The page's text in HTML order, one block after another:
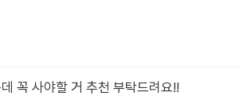
꼭 사야할 거 추천 부탁드려요!!